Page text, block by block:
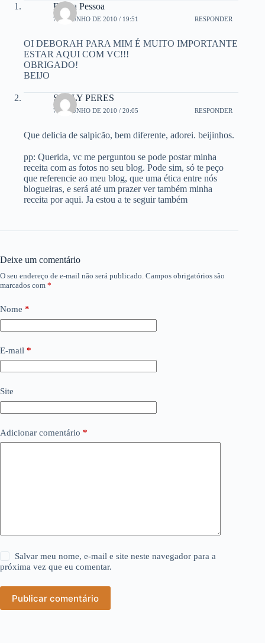
Eliana Pessoa
7 DE JUNHO DE 2010 / 19:51 RESPONDER
OI DEBORAH PARA MIM É MUITO IMPORTANTE
ESTAR AQUI COM VC!!!
OBRIGADO!
BEIJO
SUELY PERES
7 DE JUNHO DE 2010 / 20:05 RESPONDER
Que delicia de salpicão, bem diferente, adorei. beijinhos.
pp: Querida, vc me perguntou se pode postar minha
receita com as fotos no seu blog. Pode sim, só te peço
que referencie ao meu blog, que uma ética entre nós
blogueiras, e será até um prazer ver também minha
receita por aqui. Ja estou a te seguir também
Deixe um comentário
O seu endereço de e-mail não será publicado. Campos obrigatórios são
marcados com *
Nome *
E-mail *
Site
Adicionar comentário *
Salvar meu nome, e-mail e site neste navegador para a
próxima vez que eu comentar.
Publicar comentário